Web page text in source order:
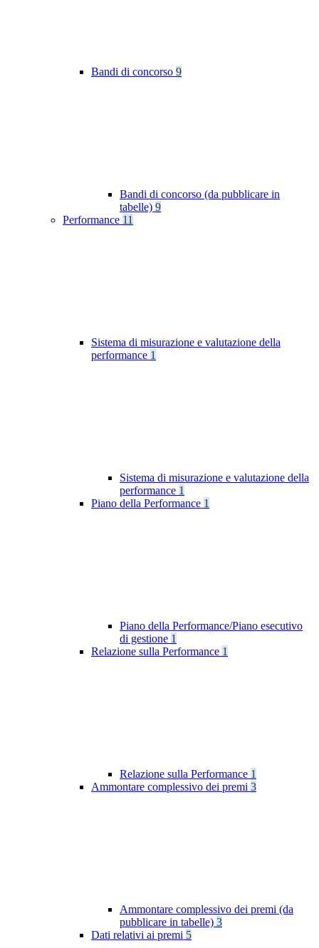
Bandi di concorso 9
Bandi di concorso (da pubblicare in
tabelle) 9
Performance 11
Sistema di misurazione e valutazione della
performance 1
Sistema di misurazione e valutazione della
performance 1
Piano della Performance 1
Piano della Performance/Piano esecutivo
di gestione 1
Relazione sulla Performance 1
Relazione sulla Performance 1
Ammontare complessivo dei premi 3
Ammontare complessivo dei premi (da
pubblicare in tabelle) 3
Dati relativi ai premi 5